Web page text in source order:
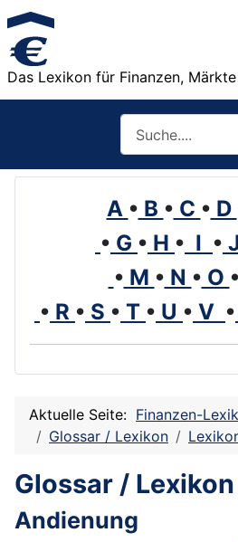
Das Lexikon für Finanzen,
A • B • C • D
• G • H • I •
• M • N • O •
• R • S • T • U • V •
Aktuelle Seite: Finanzen-
Glossar / Lexikon
Glossar / Lexikon
Andienung